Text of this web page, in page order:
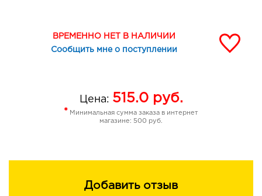
ВРЕМЕННО НЕТ В НАЛИЧИИ
Сообщить мне о поступлении
Цена: 515.0руб.
* Минимальная сумма заказа в интернет
магазине: 500 руб.
Добавить отзыв